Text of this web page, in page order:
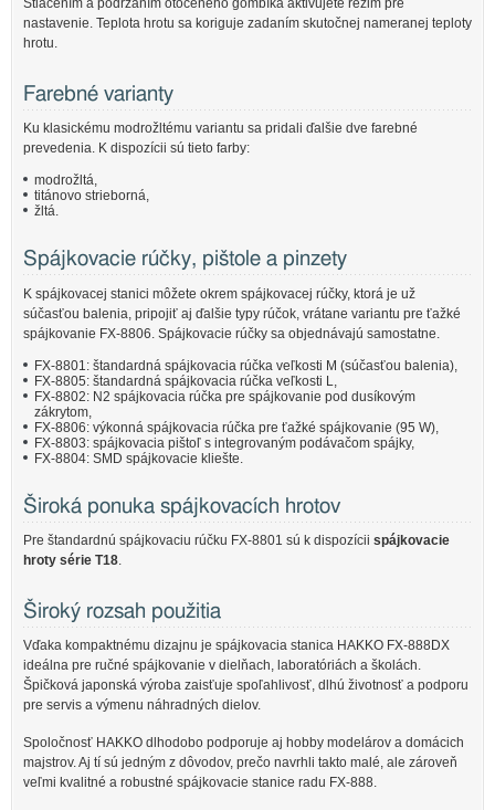
Stlačením a podržaním otočeného gombíka aktivujete režim pre
nastavenie. Teplota hrotu sa koriguje zadaním skutočnej nameranej teploty
hrotu.
Farebné varianty
Ku klasickému modrožltému variantu sa pridali ďalšie dve farebné
prevedenia. K dispozícii sú tieto farby:
modrožltá,
titánovo strieborná,
žltá.
Spájkovacie rúčky, pištole a pinzety
K spájkovacej stanici môžete okrem spájkovacej rúčky, ktorá je už
súčasťou balenia, pripojiť aj ďalšie typy rúčok, vrátane variantu pre ťažké
spájkovanie FX-8806. Spájkovacie rúčky sa objednávajú samostatne.
FX-8801: štandardná spájkovacia rúčka veľkosti M (súčasťou balenia),
FX-8805: štandardná spájkovacia rúčka veľkosti L,
FX-8802: N2 spájkovacia rúčka pre spájkovanie pod dusíkovým
zákrytom,
FX-8806: výkonná spájkovacia rúčka pre ťažké spájkovanie (95 W),
FX-8803: spájkovacia pištoľ s integrovaným podávačom spájky,
FX-8804: SMD spájkovacie kliešte.
Široká ponuka spájkovacích hrotov
Pre štandardnú spájkovaciu rúčku FX-8801 sú k dispozícii spájkovacie
hroty série T18.
Široký rozsah použitia
Vďaka kompaktnému dizajnu je spájkovacia stanica HAKKO FX-888DX
ideálna pre ručné spájkovanie v dielňach, laboratóriách a školách.
Špičková japonská výroba zaisťuje spoľahlivosť, dlhú životnosť a podporu
pre servis a výmenu náhradných dielov.
Spoločnosť HAKKO dlhodobo podporuje aj hobby modelárov a domácich
majstrov. Aj tí sú jedným z dôvodov, prečo navrhli takto malé, ale zároveň
veľmi kvalitné a robustné spájkovacie stanice radu FX-888.